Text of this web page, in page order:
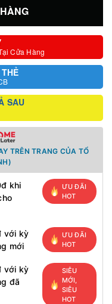
Cửa Hàng
SAU
TRÊN TRANG CỦA TỔ
khi
ƯU ĐÃI
HOT
với kỳ
mới
ƯU ĐÃI
HOT
với kỳ
đã
SIÊU
MỚI,
SIÊU
HOT